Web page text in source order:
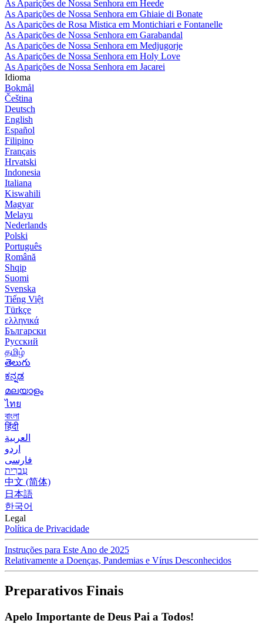
As Aparições de Nossa Senhora em Heede
As Aparições de Nossa Senhora em Ghiaie di Bonate
As Aparições de Rosa Mistica em Montichiari e Fontanelle
As Aparições de Nossa Senhora em Garabandal
As Aparições de Nossa Senhora em Medjugorje
As Aparições de Nossa Senhora em Holy Love
As Aparições de Nossa Senhora em Jacarei
Idioma
Bokmål
Čeština
Deutsch
English
Español
Filipino
Français
Hrvatski
Indonesia
Italiana
Kiswahili
Magyar
Melayu
Nederlands
Polski
Português
Română
Shqip
Suomi
Svenska
Tiếng Việt
Türkçe
ελληνικά
Български
Русский
தமிழ்
తెలుగు
ಕನ್ನಡ
മലയാളം
ไทย
বাংলা
हिंदी
العربية
اردو
فارسی
עִברִית
中文 (简体)
日本語
한국어
Legal
Política de Privacidade
Instruções para Este Ano de 2025
Relativamente a Doenças, Pandemias e Vírus Desconhecidos
Preparativos Finais
Apelo Importante de Deus Pai a Todos!